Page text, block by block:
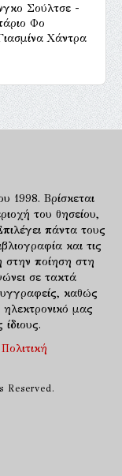
Σούλτσε -
Φο
Χάντρα
1998. Βρίσκεται
του θησείου,
πάντα τους
και τις
στην ποίηση στη
σε τακτά
καθώς
ηλεκτρονικό μας
Reserved.